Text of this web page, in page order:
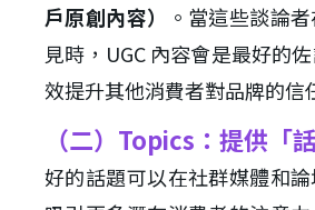
戶原創內容）
。當這些談論
見時，UGC 內容會是最好的
效提升其他消費者對品牌的信
（二）Topics：提供「話
好的話題可以在社群媒體和論